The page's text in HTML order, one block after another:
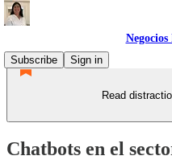
Subscribe
Sign in
Read
Chatbots en el